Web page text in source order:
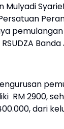
Mulyadi
Banda
RM 2900,
dari